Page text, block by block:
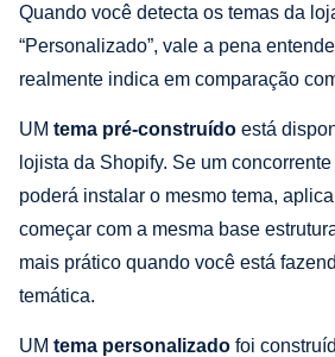
Quando você detecta os temas da
“Personalizado”, vale a pena
realmente indica em comparação
UM tema pré-construído está
lojista da Shopify. Se um
poderá instalar o mesmo tema,
começar com a mesma base
mais prático quando você está
temática.
UM tema personalizado foi